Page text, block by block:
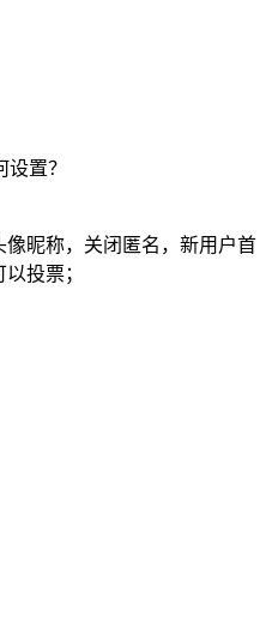
设置？
昵称，关闭匿名，新用户首
投票；